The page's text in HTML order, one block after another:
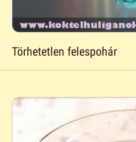
Törhetetlen felespohár